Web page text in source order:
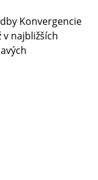
Konvergencie
v najbližších